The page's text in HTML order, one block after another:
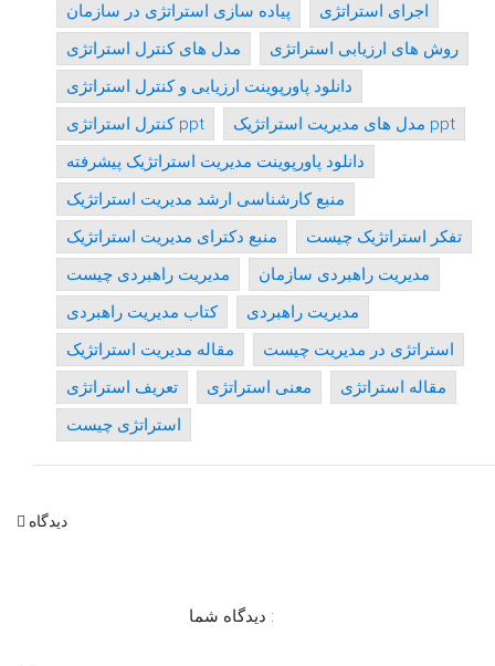
پیاده سازی استراتژی در سازمان
اجرای استراتژی
مدل های کنترل استراتژی
روش های ارزیابی استراتژی
دانلود پاورپوینت ارزیابی و کنترل استراتژی
کنترل استراتژی ppt
مدل های مدیریت استراتژیک ppt
دانلود پاورپوینت مدیریت استراتژیک پیشرفته
منبع کارشناسی ارشد مدیریت استراتژیک
منبع دکترای مدیریت استراتژیک
تفکر استراتژیک چیست
مدیریت راهبردی چیست
مدیریت راهبردی سازمان
کتاب مدیریت راهبردی
مدیریت راهبردی
مقاله مدیریت استراتژیک
استراتژی در مدیریت چیست
تعریف استراتژی
معنی استراتژی
مقاله استراتژی
استراتژی چیست
دیدگاه
دیدگاه شما :